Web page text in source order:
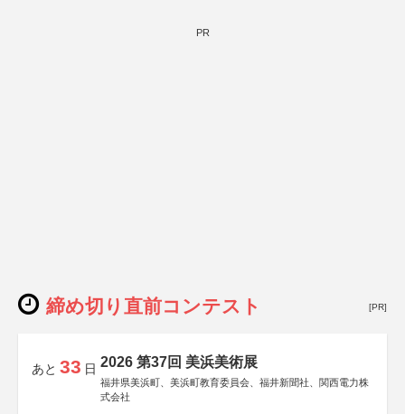
PR
締め切り直前コンテスト [PR]
あと 33 日 2026 第37回 美浜美術展
福井県美浜町、美浜町教育委員会、福井新聞社、関西電力株
式会社